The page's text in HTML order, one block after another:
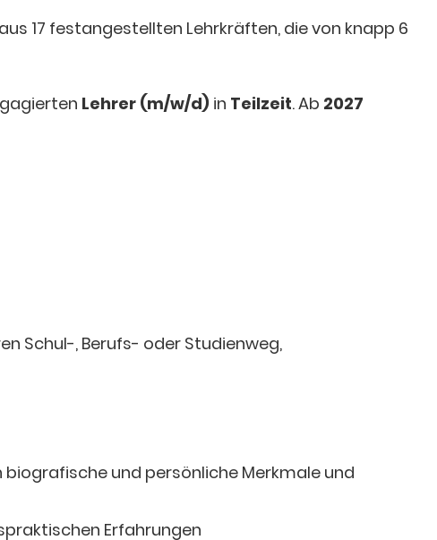
17 festangestellten Lehrkräften, die von knapp 6
Lehrer (m/w/d) in Teilzeit. Ab 2027
Schul-, Berufs- oder Studienweg,
und persönliche Merkmale und
Erfahrungen